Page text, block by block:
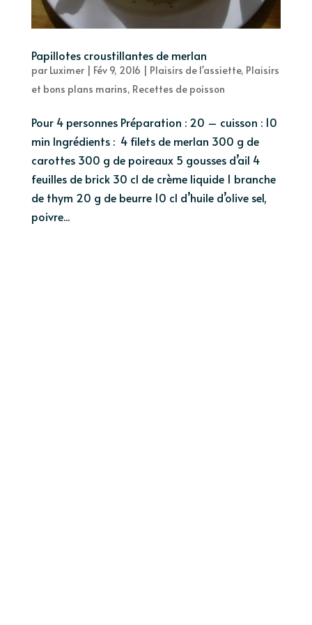
Papillotes croustillantes de merlan
par Luximer| Fév 9, 2016 | Plaisirs de l'assiette, Plaisirs
et bons plans marins, Recettes de poisson
Pour 4 personnes Préparation : 20 – cuisson : 10
min Ingrédients : 4 filets de merlan 300 g de
carottes 300 g de poireaux 5 gousses d’ail 4
feuilles de brick 30 cl de crème liquide 1 branche
de thym 20 g de beurre 10 cl d’huile d’olive sel,
poivre...